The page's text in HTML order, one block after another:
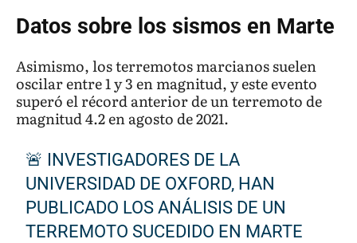
Datos sobre los sismos en Marte
Asimismo, los terremotos marcianos suelen
oscilar entre 1 y 3 en magnitud, y este evento
superó el récord anterior de un terremoto de
magnitud 4.2 en agosto de 2021.
🚨 INVESTIGADORES DE LA
UNIVERSIDAD DE OXFORD, HAN
PUBLICADO LOS ANÁLISIS DE UN
TERREMOTO SUCEDIDO EN MARTE